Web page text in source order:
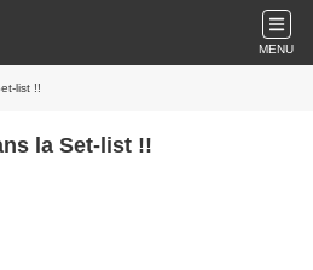
MENU
list !!
la Set-list !!